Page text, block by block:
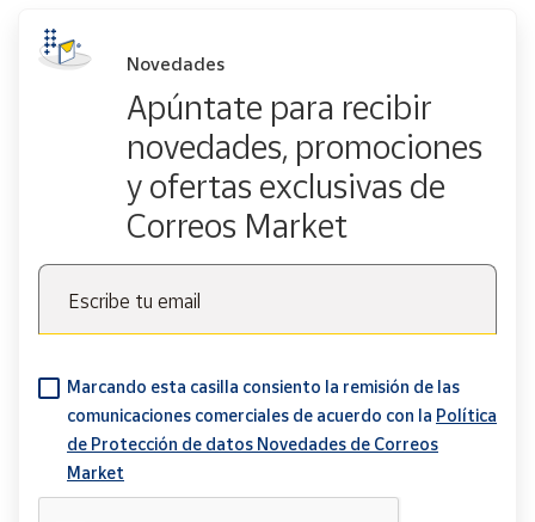
Novedades
Apúntate para recibir
novedades, promociones
y ofertas exclusivas de
Correos Market
Escribe tu email
Marcando esta casilla consiento la remisión de las
comunicaciones comerciales de acuerdo con la Política
de Protección de datos Novedades de Correos
Market